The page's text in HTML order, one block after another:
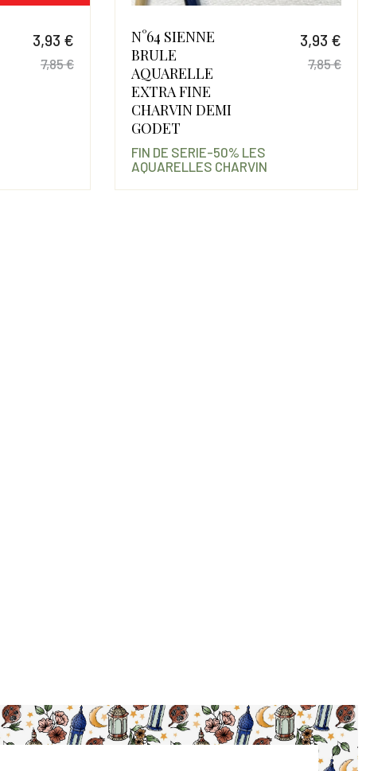
3,93 €
Prix de base
7,85 €
N°64 SIENNE
BRULE
AQUARELLE
EXTRA FINE
CHARVIN DEMI
GODET
3,93 €
7,85 €
FIN DE SERIE-50% LES
AQUARELLES CHARVIN